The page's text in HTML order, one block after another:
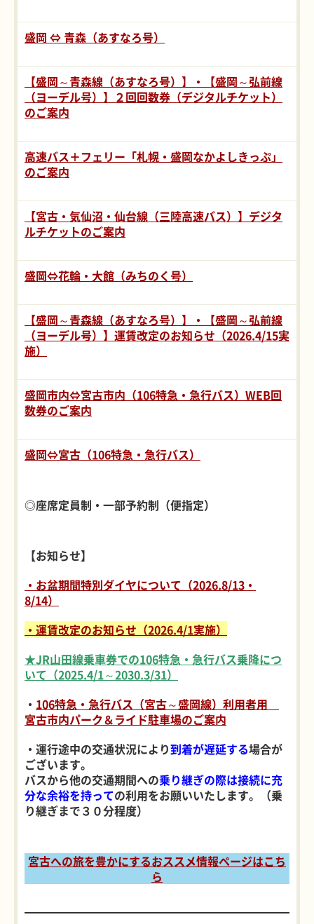
盛岡 ⇔ 青森（あすなろ号）
【盛岡～青森線（あすなろ号）】・【盛岡～弘前線
（ヨーデル号）】２回回数券（デジタルチケット）
のご案内
高速バス＋フェリー「札幌・盛岡なかよしきっぷ」
のご案内
【宮古・気仙沼・仙台線（三陸高速バス）】デジタ
ルチケットのご案内
盛岡⇔花輪・大館（みちのく号）
【盛岡～青森線（あすなろ号）】・【盛岡～弘前線
（ヨーデル号）】運賃改定のお知らせ（2026.4/15実
施）
盛岡市内⇔宮古市内（106特急・急行バス）WEB回
数券のご案内
盛岡⇔宮古（106特急・急行バス）
◎座席定員制・一部予約制（便指定）
【お知らせ】
・お盆期間特別ダイヤについて（2026.8/13・
8/14）
・運賃改定のお知らせ（2026.4/1実施）
★JR山田線乗車券での106特急・急行バス乗降につ
いて（2025.4/1～2030.3/31）
・ 106特急・急行バス（宮古～盛岡線）利用者用
宮古市内パーク＆ライド駐車場のご案内
・運行途中の交通状況により到着が遅延する場合が
ございます。
バスから他の交通期間への乗り継ぎの際は接続に充
分な余裕を持っての利用をお願いいたします。（乗
り継ぎまで３０分程度）
宮古への旅を豊かにするおススメ情報ページはこち
ら